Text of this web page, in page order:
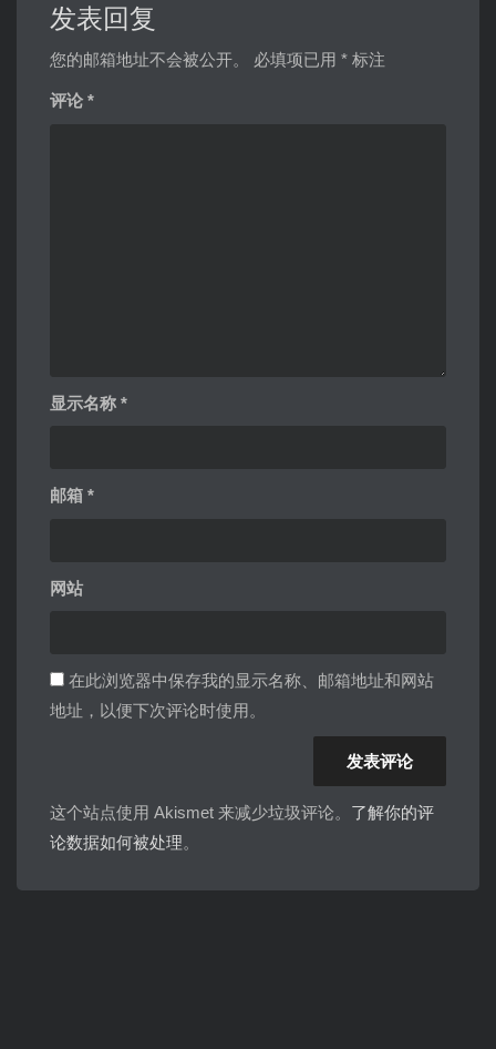
发表回复
您的邮箱地址不会被公开。 必填项已用 * 标注
评论 *
显示名称 *
邮箱 *
网站
在此浏览器中保存我的显示名称、邮箱地址和网站
地址，以便下次评论时使用。
这个站点使用 Akismet 来减少垃圾评论。 了解你的评
论数据如何被处理。